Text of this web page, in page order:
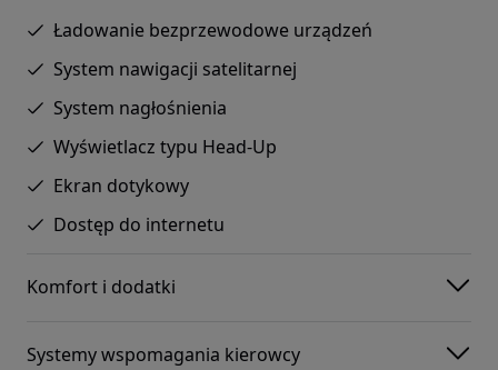
Ładowanie bezprzewodowe urządzeń
System nawigacji satelitarnej
System nagłośnienia
Wyświetlacz typu Head-Up
Ekran dotykowy
Dostęp do internetu
Komfort i dodatki
Systemy wspomagania kierowcy